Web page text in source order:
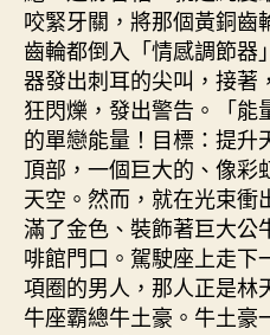
咬緊牙關，將那個黃銅齒
齒輪都倒入「情感調節器
器發出刺耳的尖叫，接著
狂閃爍，發出警告。「能
的單戀能量！目標：提升
頂部，一個巨大的、像彩
天空。然而，就在光束衝
滿了金色、裝飾著巨大公
啡館門口。駕駛座上走下
項圈的男人，那人正是
牛座霸總牛土豪。牛土豪